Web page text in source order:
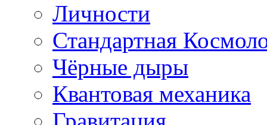
Личности
Стандартная
Чёрные дыры
Квантовая механика